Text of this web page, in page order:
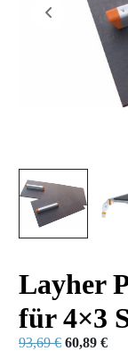
Layher
für 4×3
93,69€ 60,89 €